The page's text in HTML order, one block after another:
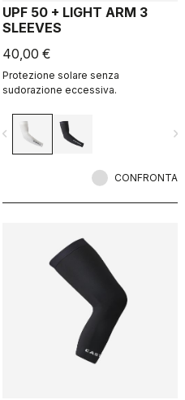
UPF 50 + LIGHT ARM 3
SLEEVES
40,00 €
Protezione solare senza
sudorazione eccessiva.
navigate_next
CONFRONTA